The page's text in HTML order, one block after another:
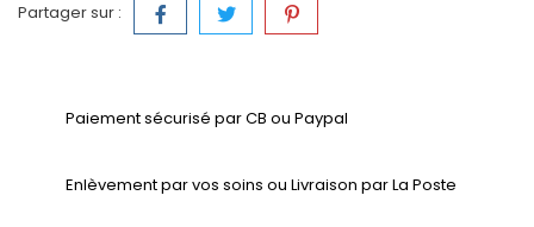
Partager sur :
Paiement sécurisé par CB ou Paypal
Enlèvement par vos soins ou Livraison par La Poste